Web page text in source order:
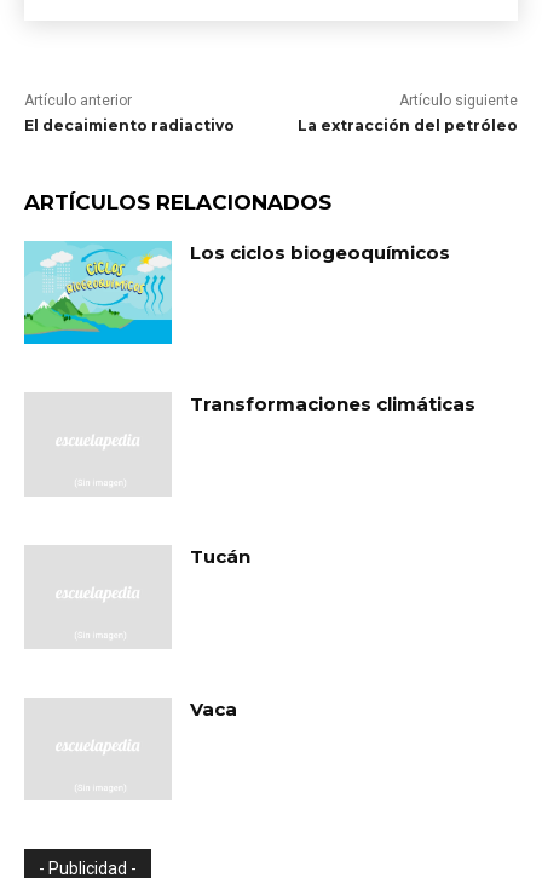
Artículo anterior
El decaimiento radiactivo
Artículo siguiente
La extracción del petróleo
ARTÍCULOS RELACIONADOS
Los ciclos biogeoquímicos
Transformaciones climáticas
Tucán
Vaca
- Publicidad -